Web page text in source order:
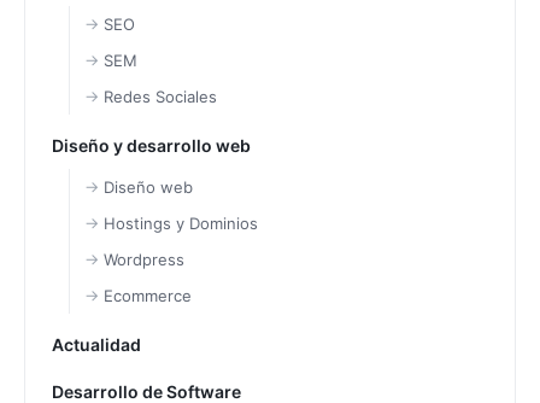
SEO
SEM
Redes Sociales
Diseño y desarrollo web
Diseño web
Hostings y Dominios
Wordpress
Ecommerce
Actualidad
Desarrollo de Software